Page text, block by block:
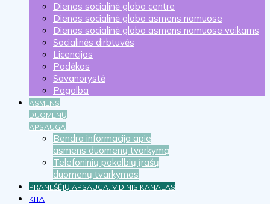
Dienos socialinė globa centre
Dienos socialinė globa asmens namuose
Dienos socialinė globa asmens namuose vaikams
Socialinės dirbtuvės
Licencijos
Padėkos
Savanorystė
Pagalba
ASMENS
DUOMENŲ
APSAUGA
Bendra informacija apie
asmens duomenų tvarkymą
Telefoninių pokalbių įrašų
duomenų tvarkymas
PRANEŠĖJŲ APSAUGA. VIDINIS KANALAS
KITA